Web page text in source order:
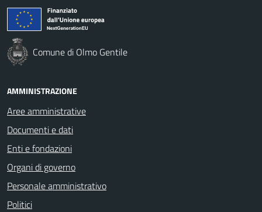
Comune di Olmo Gentile
AMMINISTRAZIONE
Aree amministrative
Documenti e dati
Enti e fondazioni
Organi di governo
Personale amministrativo
Politici